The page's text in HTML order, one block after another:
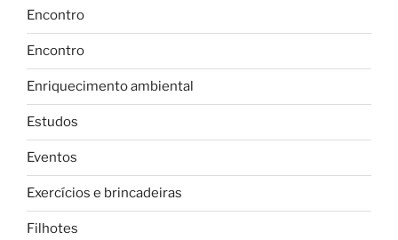
Encontro
Encontro
Enriquecimento ambiental
Estudos
Eventos
Exercícios e brincadeiras
Filhotes